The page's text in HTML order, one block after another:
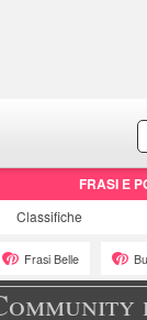
FRASI E
Classifiche
Frasi Belle